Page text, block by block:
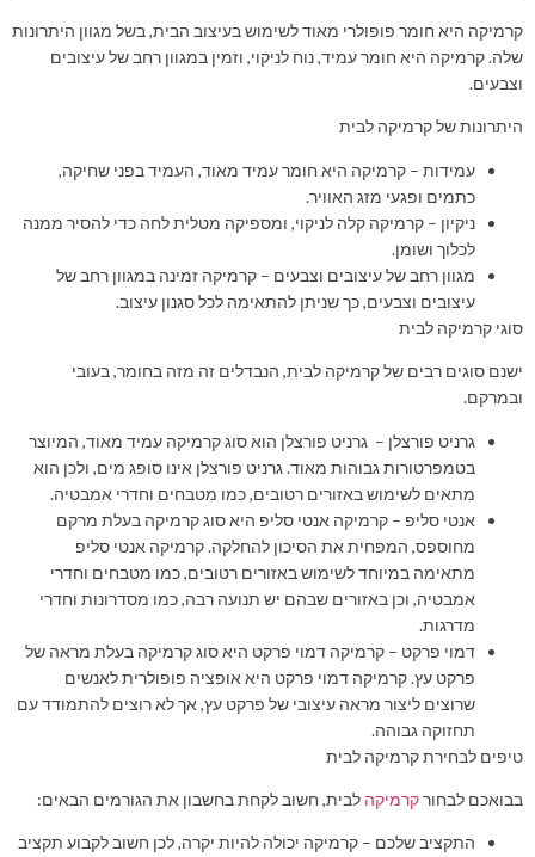
קרמיקה היא חומר פופולרי מאוד לשימוש בעיצוב הבית, בשל מגוון היתרונות
שלה. קרמיקה היא חומר עמיד, נוח לניקוי, וזמין במגוון רחב של עיצובים
וצבעים.
היתרונות של קרמיקה לבית
עמידות – קרמיקה היא חומר עמיד מאוד, העמיד בפני שחיקה,
כתמים ופגעי מזג האוויר.
ניקיון – קרמיקה קלה לניקוי, ומספיקה מטלית לחה כדי להסיר ממנה
לכלוך ושומן.
מגוון רחב של עיצובים וצבעים – קרמיקה זמינה במגוון רחב של
עיצובים וצבעים, כך שניתן להתאימה לכל סגנון עיצוב.
סוגי קרמיקה לבית
ישנם סוגים רבים של קרמיקה לבית, הנבדלים זה מזה בחומר, בעובי
ובמרקם.
גרניט פורצלן – גרניט פורצלן הוא סוג קרמיקה עמיד מאוד, המיוצר
בטמפרטורות גבוהות מאוד. גרניט פורצלן אינו סופג מים, ולכן הוא
מתאים לשימוש באזורים רטובים, כמו מטבחים וחדרי אמבטיה.
אנטי סליפ – קרמיקה אנטי סליפ היא סוג קרמיקה בעלת מרקם
מחוספס, המפחית את הסיכון להחלקה. קרמיקה אנטי סליפ
מתאימה במיוחד לשימוש באזורים רטובים, כמו מטבחים וחדרי
אמבטיה, וכן באזורים שבהם יש תנועה רבה, כמו מסדרונות וחדרי
מדרגות.
דמוי פרקט – קרמיקה דמוי פרקט היא סוג קרמיקה בעלת מראה של
פרקט עץ. קרמיקה דמוי פרקט היא אופציה פופולרית לאנשים
שרוצים ליצור מראה עיצובי של פרקט עץ, אך לא רוצים להתמודד עם
תחזוקה גבוהה.
טיפים לבחירת קרמיקה לבית
בבואכם לבחורקרמיקה לבית, חשוב לקחת בחשבון את הגורמים הבאים:
התקציב שלכם – קרמיקה יכולה להיות יקרה, לכן חשוב לקבוע תקציב